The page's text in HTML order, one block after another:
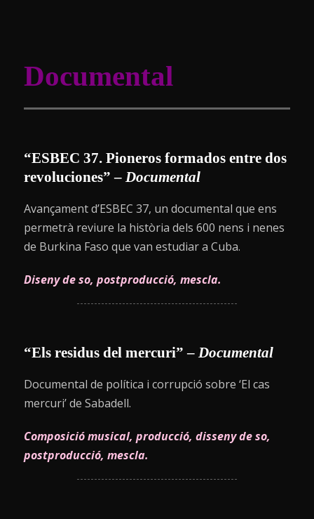
Documental
“ESBEC 37. Pioneros formados entre dos
revoluciones” – Documental
Avançament d’ESBEC 37, un documental que ens
permetrà reviure la història dels 600 nens i nenes
de Burkina Faso que van estudiar a Cuba.
Diseny de so, postproducció, mescla.
“Els residus del mercuri” – Documental
Documental de política i corrupció sobre ‘El cas
mercuri’ de Sabadell.
Composició musical, producció, disseny de so,
postproducció, mescla.